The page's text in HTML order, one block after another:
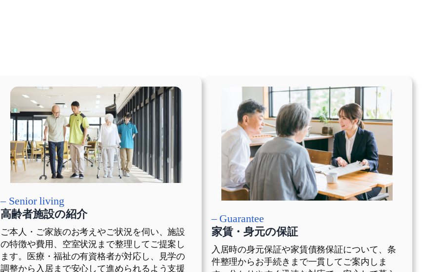
– Senior living
高齢者施設の紹介
ご本人・ご家族のお考えやご状況を伺い、施設
の特徴や費用、空室状況まで整理してご提案し
ます。医療・福祉の有資格者が対応し、見学の
調整から入居まで安心して進められるよう支援
– Guarantee
家賃・身元の保証
入居時の身元保証や家賃債務保証について、条
件整理からお手続きまで一貫してご案内しま